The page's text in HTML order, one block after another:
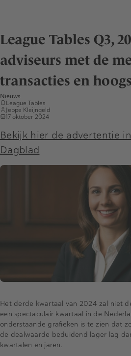
League Tables Q3,
adviseurs met de
transacties en
Nieuws
League Tables
Jeppe Kleijngeld
17 oktober 2024
Bekijk hier de advertentie
Dagblad
Het derde kwartaal van 2024 zal niet
een spectaculair kwartaal in de
onderstaande grafieken is te zien dat
de dealwaarde beduidend lager lag
kwartalen en jaren.